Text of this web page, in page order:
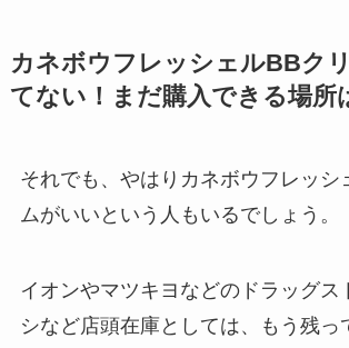
カネボウフレッシェルBBク
てない！まだ購入できる場所
それでも、やはりカネボウフレッシ
ムがいいという人もいるでしょう。
イオンやマツキヨなどのドラッグス
シなど店頭在庫としては、もう残っ